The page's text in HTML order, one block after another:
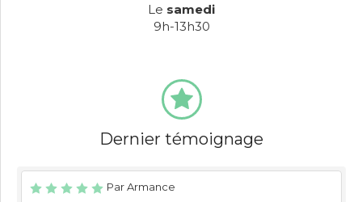
Le samedi
9h-13h30
Dernier témoignage
Par Armance